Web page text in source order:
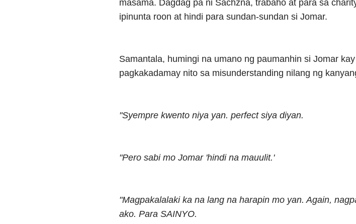
masama. Dagdag pa ni Sachzna, trabaho at para sa
ipinunta roon at hindi para sundan-sundan si Jomar.
Samantala, humingi na umano ng paumanhin si Jomar
pagkakadamay nito sa misunderstanding nilang ng
"Syempre kwento niya yan. perfect siya diyan.
"Pero sabi mo Jomar 'hindi na mauulit.'
"Magpakalalaki ka na lang na harapin mo yan. Again,
ako. Para SAINYO.